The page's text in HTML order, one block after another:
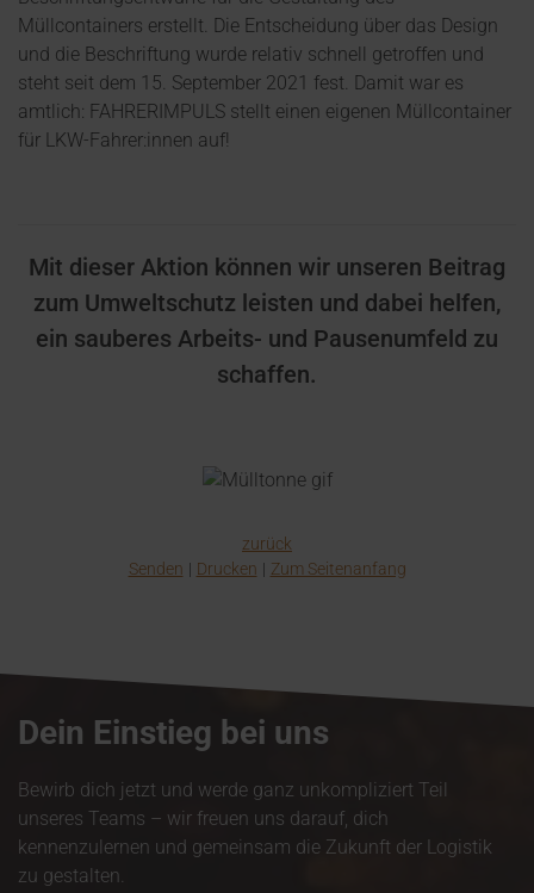
Müllcontainers erstellt. Die Entscheidung über das Design
und die Beschriftung wurde relativ schnell getroffen und
steht seit dem 15. September 2021 fest. Damit war es
amtlich: FAHRERIMPULS stellt einen eigenen Müllcontainer
für LKW-Fahrer:innen auf!
Mit dieser Aktion können wir unseren Beitrag
zum Umweltschutz leisten und dabei helfen,
ein sauberes Arbeits- und Pausenumfeld zu
schaffen.
zurück
Senden
Drucken Zum Seitenanfang
Dein Einstieg bei uns
Bewirb dich jetzt und werde ganz unkompliziert Teil
unseres Teams – wir freuen uns darauf, dich
kennenzulernen und gemeinsam die Zukunft der Logistik
zu gestalten.